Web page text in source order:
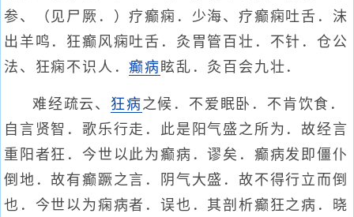
参、（见尸厥．）疗癫痫．少海、疗癫痫吐舌．沫
出羊鸣．狂癫风痫吐舌．灸胃管百壮．不针．仓公
法、狂痫不识人．癫病 眩乱．灸百会九壮．
难经疏云、 狂病之候．不爱眠卧．不肯饮食．
自言贤智．歌乐行走．此是阳气盛之所为．故经言
重阳者狂．今世以此为癫病．谬矣．癫病发即僵仆
倒地．故有癫蹶之言．阴气大盛．故不得行立而倒
也．今世以为痫病者．误也．其剖析癫狂之病．晓